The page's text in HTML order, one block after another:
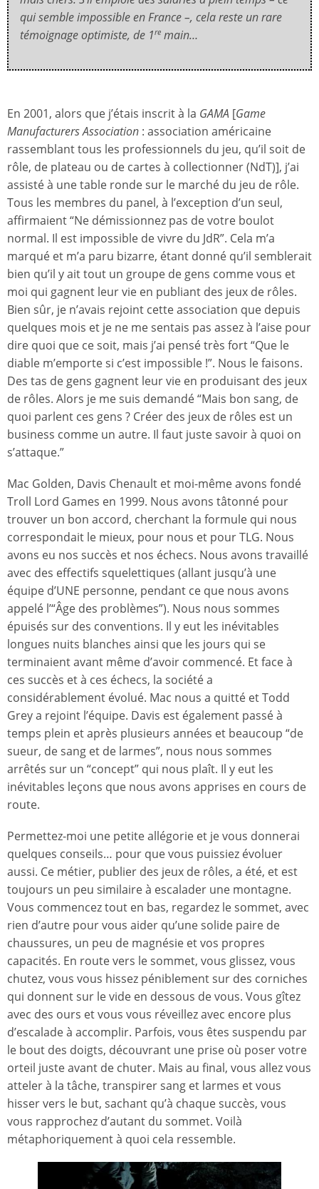
qui semble impossible en France –, cela reste un rare
témoignage optimiste, de 1re main…
En 2001, alors que j’étais inscrit à la GAMA [Game
Manufacturers Association : association américaine
rassemblant tous les professionnels du jeu, qu’il soit de
rôle, de plateau ou de cartes à collectionner (NdT)], j’ai
assisté à une table ronde sur le marché du jeu de rôle.
Tous les membres du panel, à l’exception d’un seul,
affirmaient “Ne démissionnez pas de votre boulot
normal. Il est impossible de vivre du JdR”. Cela m’a
marqué et m’a paru bizarre, étant donné qu’il semblerait
bien qu’il y ait tout un groupe de gens comme vous et
moi qui gagnent leur vie en publiant des jeux de rôles.
Bien sûr, je n’avais rejoint cette association que depuis
quelques mois et je ne me sentais pas assez à l’aise pour
dire quoi que ce soit, mais j’ai pensé très fort “Que le
diable m’emporte si c’est impossible !”. Nous le faisons.
Des tas de gens gagnent leur vie en produisant des jeux
de rôles. Alors je me suis demandé “Mais bon sang, de
quoi parlent ces gens ? Créer des jeux de rôles est un
business comme un autre. Il faut juste savoir à quoi on
s’attaque.”
Mac Golden, Davis Chenault et moi-même avons fondé
Troll Lord Games en 1999. Nous avons tâtonné pour
trouver un bon accord, cherchant la formule qui nous
correspondait le mieux, pour nous et pour TLG. Nous
avons eu nos succès et nos échecs. Nous avons travaillé
avec des effectifs squelettiques (allant jusqu’à une
équipe d’UNE personne, pendant ce que nous avons
appelé l’“Âge des problèmes”). Nous nous sommes
épuisés sur des conventions. Il y eut les inévitables
longues nuits blanches ainsi que les jours qui se
terminaient avant même d’avoir commencé. Et face à
ces succès et à ces échecs, la société a
considérablement évolué. Mac nous a quitté et Todd
Grey a rejoint l’équipe. Davis est également passé à
temps plein et après plusieurs années et beaucoup “de
sueur, de sang et de larmes”, nous nous sommes
arrêtés sur un “concept” qui nous plaît. Il y eut les
inévitables leçons que nous avons apprises en cours de
route.
Permettez-moi une petite allégorie et je vous donnerai
quelques conseils… pour que vous puissiez évoluer
aussi. Ce métier, publier des jeux de rôles, a été, et est
toujours un peu similaire à escalader une montagne.
Vous commencez tout en bas, regardez le sommet, avec
rien d’autre pour vous aider qu’une solide paire de
chaussures, un peu de magnésie et vos propres
capacités. En route vers le sommet, vous glissez, vous
chutez, vous vous hissez péniblement sur des corniches
qui donnent sur le vide en dessous de vous. Vous gîtez
avec des ours et vous vous réveillez avec encore plus
d’escalade à accomplir. Parfois, vous êtes suspendu par
le bout des doigts, découvrant une prise où poser votre
orteil juste avant de chuter. Mais au final, vous allez vous
atteler à la tâche, transpirer sang et larmes et vous
hisser vers le but, sachant qu’à chaque succès, vous
vous rapprochez d’autant du sommet. Voilà
métaphoriquement à quoi cela ressemble.